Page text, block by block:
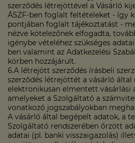
szerződés létrejöttével a Vásárló
ÁSZF-ben foglalt feltételeket - így
pontjában foglalt tájékoztatást -
nézve kötelezőnek elfogadta,
igénybe vételéhez szükséges
ben valamint az Adatkezelési
körben hozzájárult.
6.A létrejött szerződés írásbeli
szerződés létrejöttét a vásárló
elektronikusan elmentett vásárlási
amelyeket a Szolgáltató a
vonatkozó jogszabályokban
A vásárló által begépelt adatok, a
Szolgáltató rendszerében őrzött
adatai (pl. banki visszaigazolás)